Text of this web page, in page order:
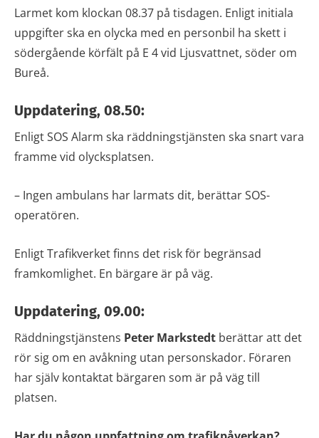
Larmet kom klockan 08.37 på tisdagen. Enligt initiala
uppgifter ska en olycka med en personbil ha skett i
södergående körfält på E 4 vid Ljusvattnet, söder om
Bureå.
Uppdatering, 08.50:
Enligt SOS Alarm ska räddningstjänsten ska snart vara
framme vid olycksplatsen.
– Ingen ambulans har larmats dit, berättar SOS-
operatören.
Enligt Trafikverket finns det risk för begränsad
framkomlighet. En bärgare är på väg.
Uppdatering, 09.00:
Räddningstjänstens Peter Markstedt berättar att det
rör sig om en avåkning utan personskador. Föraren
har själv kontaktat bärgaren som är på väg till
platsen.